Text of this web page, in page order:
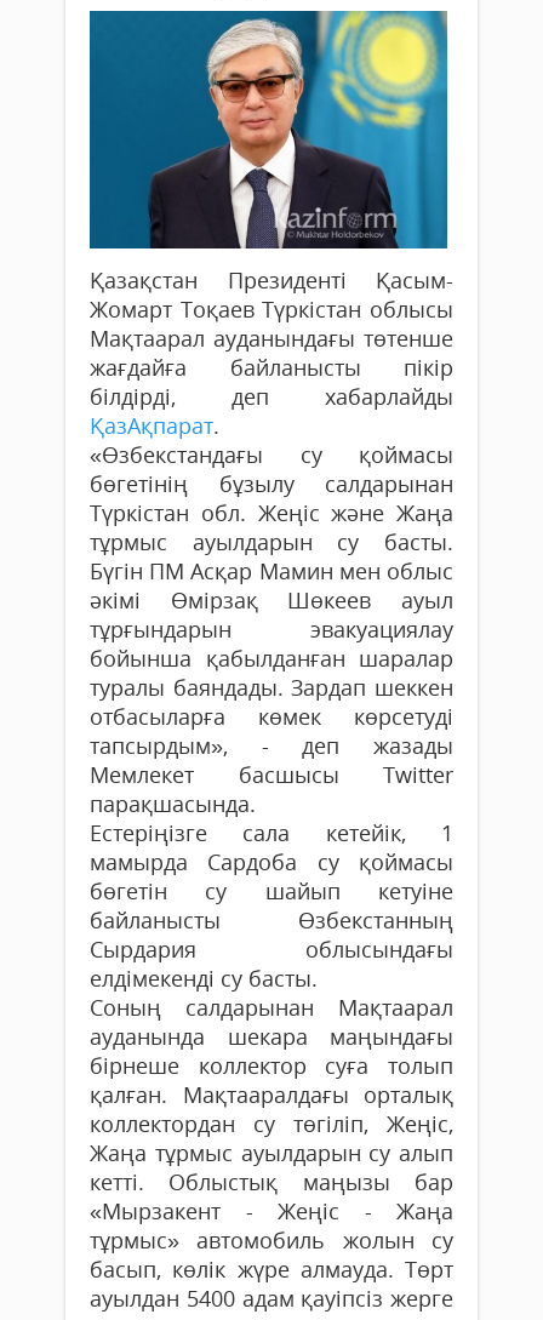
Қазақстан Президенті Қасым-
Жомарт Тоқаев Түркістан облысы
Мақтаарал ауданындағы төтенше
жағдайға байланысты пікір
білдірді, деп хабарлайды
ҚазАқпарат.
«Өзбекстандағы су қоймасы
бөгетінің бұзылу салдарынан
Түркістан обл. Жеңіс және Жаңа
тұрмыс ауылдарын су басты.
Бүгін ПМ Асқар Мамин мен облыс
әкімі Өмірзақ Шөкеев ауыл
тұрғындарын эвакуациялау
бойынша қабылданған шаралар
туралы баяндады. Зардап шеккен
отбасыларға көмек көрсетуді
тапсырдым», - деп жазады
Мемлекет басшысы Twitter
парақшасында.
Естеріңізге сала кетейік, 1
мамырда Сардоба су қоймасы
бөгетін су шайып кетуіне
байланысты Өзбекстанның
Сырдария облысындағы
елдімекенді су басты.
Соның салдарынан Мақтаарал
ауданында шекара маңындағы
бірнеше коллектор суға толып
қалған. Мақтааралдағы орталық
коллектордан су төгіліп, Жеңіс,
Жаңа тұрмыс ауылдарын су алып
кетті. Облыстық маңызы бар
«Мырзакент - Жеңіс - Жаңа
тұрмыс» автомобиль жолын су
басып, көлік жүре алмауда. Төрт
ауылдан 5400 адам қауіпсіз жерге